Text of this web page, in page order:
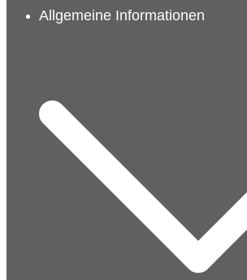
Allgemeine Informationen